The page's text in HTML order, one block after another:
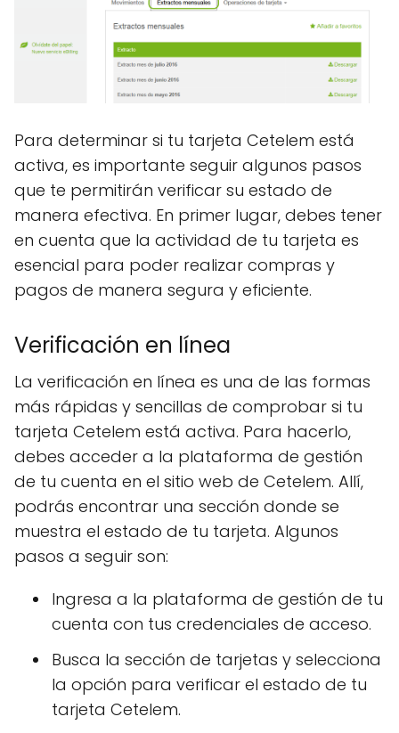
Para determinar si tu tarjeta Cetelem está
activa, es importante seguir algunos pasos
que te permitirán verificar su estado de
manera efectiva. En primer lugar, debes tener
en cuenta que la actividad de tu tarjeta es
esencial para poder realizar compras y
pagos de manera segura y eficiente.
Verificación en línea
La verificación en línea es una de las formas
más rápidas y sencillas de comprobar si tu
tarjeta Cetelem está activa. Para hacerlo,
debes acceder a la plataforma de gestión
de tu cuenta en el sitio web de Cetelem. Allí,
podrás encontrar una sección donde se
muestra el estado de tu tarjeta. Algunos
pasos a seguir son:
Ingresa a la plataforma de gestión de tu
cuenta con tus credenciales de acceso.
Busca la sección de tarjetas y selecciona
la opción para verificar el estado de tu
tarjeta Cetelem.